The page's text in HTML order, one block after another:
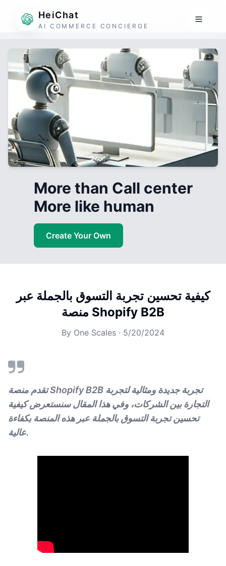
HeiChat
AI COMMERCE CONCIERGE
More than Call center
More like human
Create Your Own
كيفية تحسين تجربة التسوق بالجملة عبر
منصة Shopify B2B
By One Scales · 5/20/2024
تقدم منصة Shopify B2B تجربة جديدة ومثالية لتجربة
التجارة بين الشركات، وفي هذا المقال سنستعرض كيفية
تحسين تجربة التسوق بالجملة عبر هذه المنصة بكفاءة
عالية.